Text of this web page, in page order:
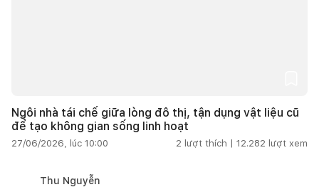
Ngôi nhà tái chế giữa lòng đô thị, tận dụng vật liệu cũ
để tạo không gian sống linh hoạt
27/06/2026, lúc 10:00 2 lượt thích | 12.282 lượt xem
Thu Nguyễn